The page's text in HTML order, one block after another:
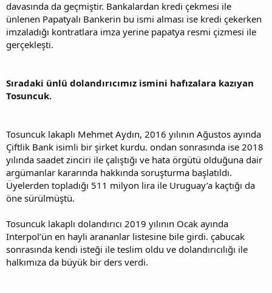
davasında da geçmiştir. Bankalardan kredi çekmesi ile
ünlenen Papatyalı Bankerin bu ismi alması ise kredi çekerken
imzaladığı kontratlara imza yerine papatya resmi çizmesi ile
gerçekleşti.
Sıradaki ünlü dolandırıcımız ismini hafızalara kazıyan
Tosuncuk.
Tosuncuk lakaplı Mehmet Aydın, 2016 yılının Ağustos ayında
Çiftlik Bank isimli bir şirket kurdu. ondan sonrasında ise 2018
yılında saadet zinciri ile çalıştığı ve hata örgütü olduğuna dair
argümanlar kararında hakkında soruşturma başlatıldı.
Üyelerden topladığı 511 milyon lira ile Uruguay’a kaçtığı da
öne sürülmüştü.
Tosuncuk lakaplı dolandırıcı 2019 yılının Ocak ayında
Interpol’ün en hayli arananlar listesine bile girdi. çabucak
sonrasında kendi isteği ile teslim oldu ve dolandırıcılığı ile
halkımıza da büyük bir ders verdi.